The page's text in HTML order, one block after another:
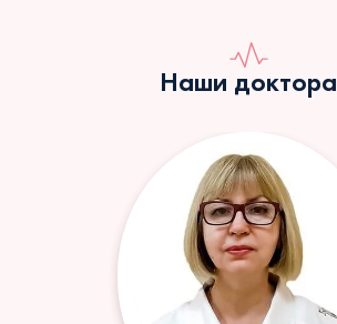
Наши доктора